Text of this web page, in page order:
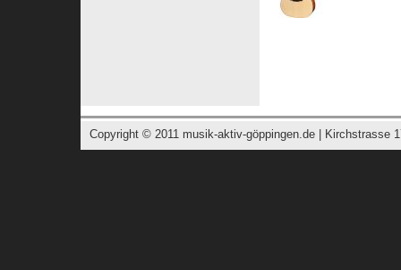
Copyright © 2011 musik-aktiv-göppingen.de | Kirchstrasse